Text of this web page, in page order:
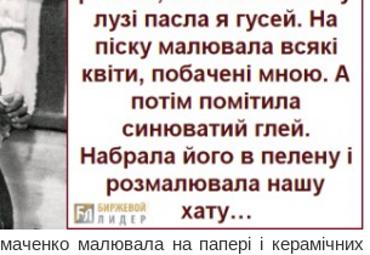
малювала на папері і керамічних